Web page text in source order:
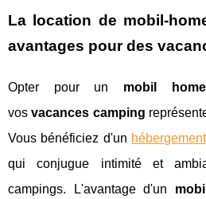
La location de mobil-
avantages pour des
Opter pour un mobil
vosvacances camping
Vous bénéficiez d'un
qui conjugue intimité et
campings. L'avantage d'un